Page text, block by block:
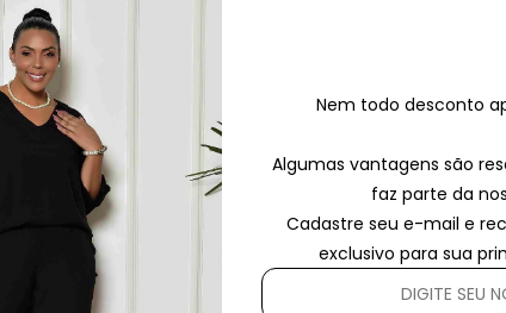
Nem todo desconto
Algumas vantagens são
faz parte da
Cadastre seu e-mail e
exclusivo para sua